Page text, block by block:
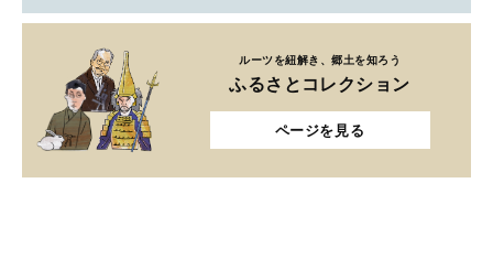
ルーツを紐解き、郷土を知ろう
ふるさとコレクション
ページを見る